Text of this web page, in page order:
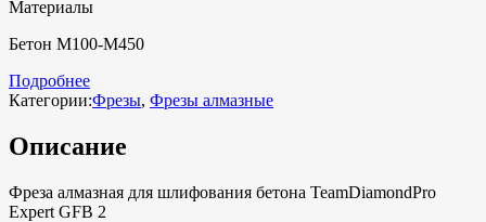
Материалы
Бетон М100-М450
Подробнее
Категории:Фрезы, Фрезы алмазные
Описание
Фреза алмазная для шлифования бетона TeamDiamondPro
Expert GFB 2